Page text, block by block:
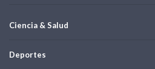
Ciencia & Salud
Deportes